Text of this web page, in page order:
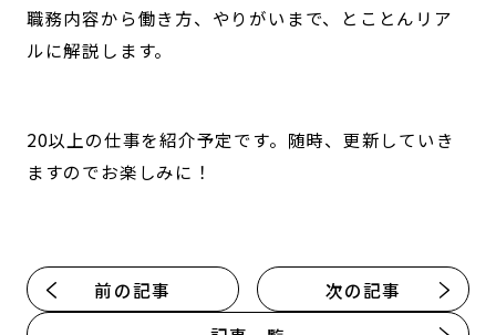
職務内容から働き方、やりがいまで、とことんリア
ルに解説します。
20以上の仕事を紹介予定です。随時、更新していき
ますのでお楽しみに！
前の記事
次の記事